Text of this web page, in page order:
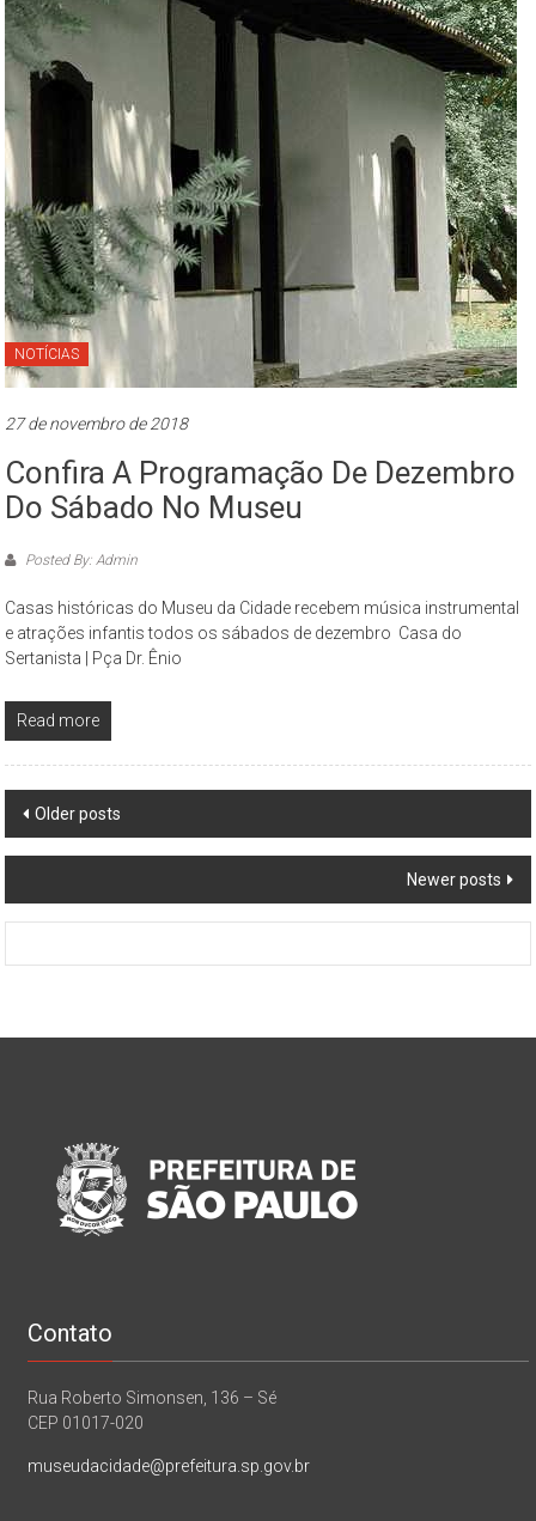
NOTÍCIAS
27 de novembro de 2018
Confira A Programação De Dezembro
Do Sábado No Museu
Posted By: Admin
Casas históricas do Museu da Cidade recebem música instrumental
e atrações infantis todos os sábados de dezembro Casa do
Sertanista | Pça Dr. Ênio
Read more
Posts
navigation
Older posts
Newer posts
Contato
Rua Roberto Simonsen, 136 – Sé
CEP 01017-020
museudacidade@prefeitura.sp.gov.br